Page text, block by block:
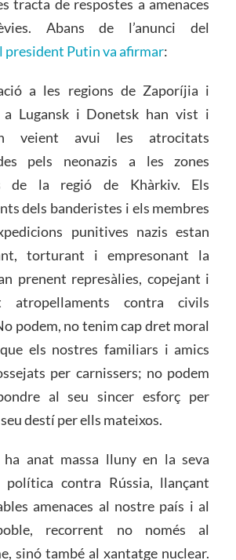
tracta de respostes a amenaces
Abans de l’anunci del
president Putin va afirmar:
a les regions de Zaporíjia i
a Lugansk i Donetsk han vist i
veient avui les atrocitats
pels neonazis a les zones
de la regió de Khàrkiv. Els
dels banderistes i els membres
punitives nazis estan
torturant i empresonant la
prenent represàlies, copejant i
atropellaments contra civils
podem, no tenim cap dret moral
els nostres familiars i amics
per carnissers; no podem
al seu sincer esforç per
destí per ells mateixos.
ha anat massa lluny en la seva
política contra Rússia, llançant
amenaces al nostre país i al
recorrent no només al
sinó també al xantatge nuclear.